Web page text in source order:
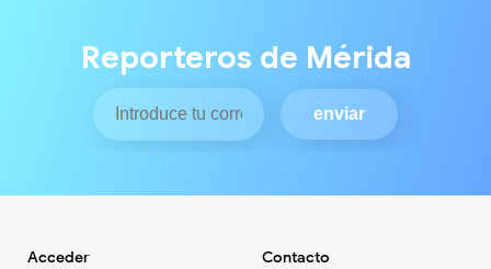
Reporteros de Mérida
Acceder Contacto